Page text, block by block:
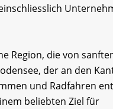
Region, die von
der an den
und Radfahren
beliebten Ziel für